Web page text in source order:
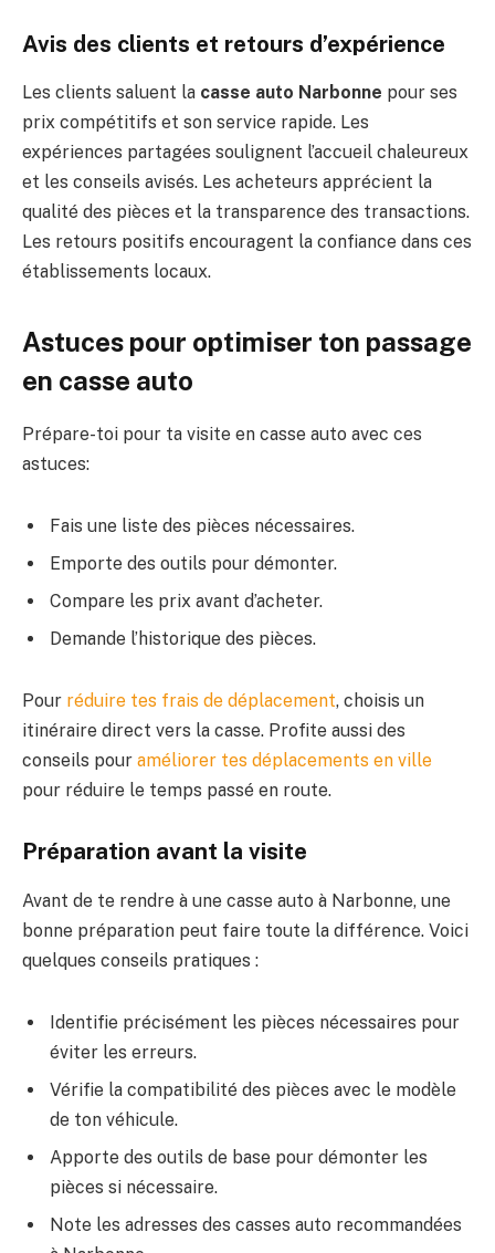
Avis des clients et retours d’expérience
Les clients saluent la casse auto Narbonne pour ses
prix compétitifs et son service rapide. Les
expériences partagées soulignent l’accueil chaleureux
et les conseils avisés. Les acheteurs apprécient la
qualité des pièces et la transparence des transactions.
Les retours positifs encouragent la confiance dans ces
établissements locaux.
Astuces pour optimiser ton passage
en casse auto
Prépare-toi pour ta visite en casse auto avec ces
astuces:
Fais une liste des pièces nécessaires.
Emporte des outils pour démonter.
Compare les prix avant d’acheter.
Demande l’historique des pièces.
Pour réduire tes frais de déplacement, choisis un
itinéraire direct vers la casse. Profite aussi des
conseils pour améliorer tes déplacements en ville
pour réduire le temps passé en route.
Préparation avant la visite
Avant de te rendre à une casse auto à Narbonne, une
bonne préparation peut faire toute la différence. Voici
quelques conseils pratiques :
Identifie précisément les pièces nécessaires pour
éviter les erreurs.
Vérifie la compatibilité des pièces avec le modèle
de ton véhicule.
Apporte des outils de base pour démonter les
pièces si nécessaire.
Note les adresses des casses auto recommandées